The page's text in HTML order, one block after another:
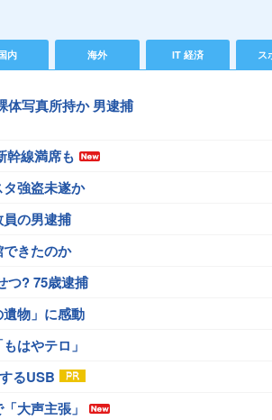
内 海外 IT 経済 ス
体写真所持か 男逮捕
幹線満席も
強盗未遂か
員の男逮捕
きたのか
つ? 75歳逮捕
物」に感動
はやテロ」
るUSB
大声主張」